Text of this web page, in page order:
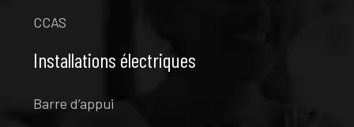
CCAS
Installations électriques
Barre d’appui